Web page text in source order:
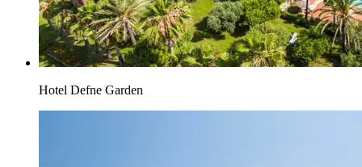
Hotel Defne Garden